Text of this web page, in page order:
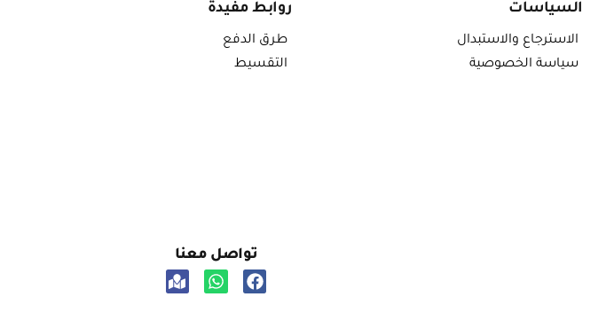
السياسات
الاسترجاع والاستبدال
سياسة الخصوصية
روابط مفيدة
طرق الدفع
التقسيط
تواصل معنا